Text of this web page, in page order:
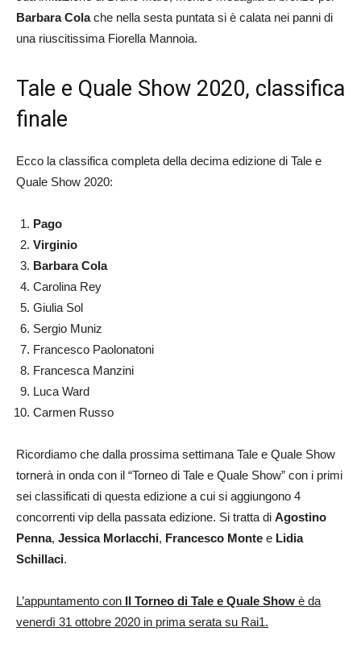
Barbara Colache nella sesta puntata si è calata nei panni di
una riuscitissima Fiorella Mannoia.
Tale e Quale Show 2020, classifica
finale
Ecco la classifica completa della decima edizione di Tale e
Quale Show 2020:
Pago
Virginio
Barbara Cola
Carolina Rey
Giulia Sol
Sergio Muniz
Francesco Paolonatoni
Francesca Manzini
Luca Ward
Carmen Russo
Ricordiamo che dalla prossima settimana Tale e Quale Show
tornerà in onda con il “Torneo di Tale e Quale Show” con i primi
sei classificati di questa edizione a cui si aggiungono 4
concorrenti vip della passata edizione. Si tratta di Agostino
Penna, Jessica Morlacchi, Francesco Monte e Lidia
Schillaci.
L’appuntamento con Il Torneo di Tale e Quale Show è da
venerdì 31 ottobre 2020 in prima serata su Rai1.